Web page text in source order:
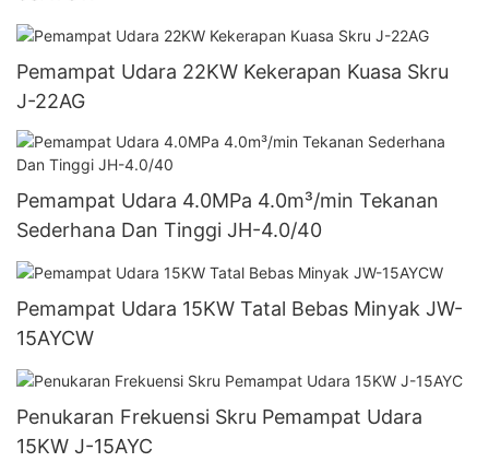
Pemampat Udara 22KW Kekerapan Kuasa Skru
J-22AG
Pemampat Udara 4.0MPa 4.0m³/min Tekanan
Sederhana Dan Tinggi JH-4.0/40
Pemampat Udara 15KW Tatal Bebas Minyak JW-
15AYCW
Penukaran Frekuensi Skru Pemampat Udara
15KW J-15AYC